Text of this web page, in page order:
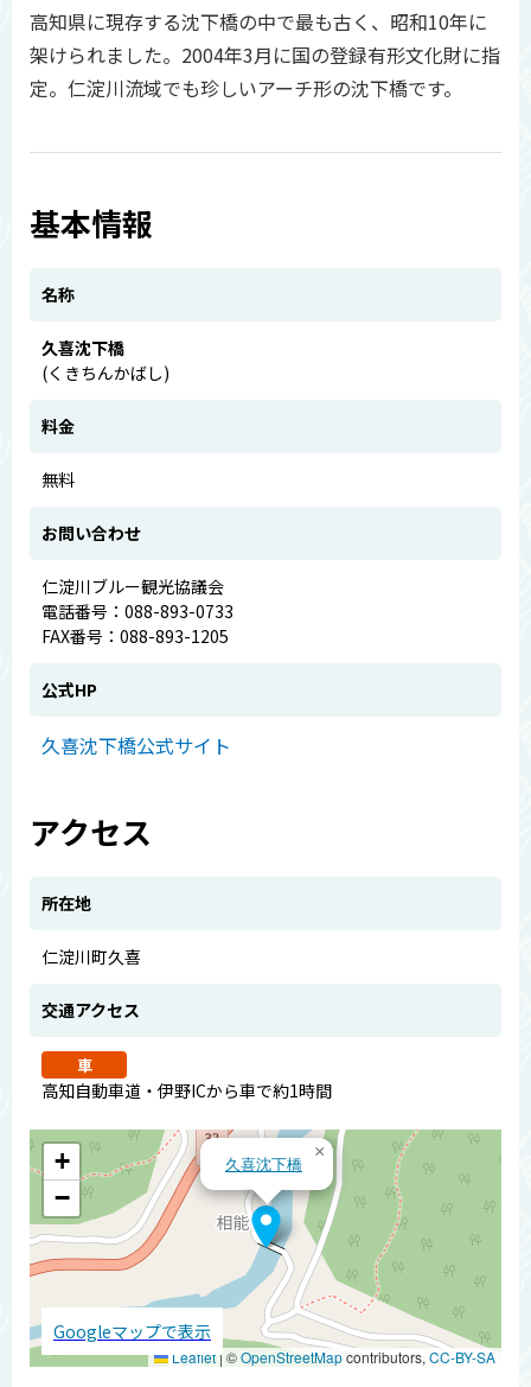
高知県に現存する沈下橋の中で最も古く、昭和10年に
架けられました。2004年3月に国の登録有形文化財に指
定。仁淀川流域でも珍しいアーチ形の沈下橋です。
基本情報
名称
久喜沈下橋
(くきちんかばし)
料金
無料
お問い合わせ
仁淀川ブルー観光協議会
電話番号：088-893-0733
FAX番号：088-893-1205
公式HP
久喜沈下橋公式サイト
アクセス
所在地
仁淀川町久喜
交通アクセス
車
高知自動車道・伊野ICから車で約1時間
久喜沈下橋
×
+
−
Leaflet | ©OpenStreetMapcontributors, CC-BY-SA
Googleマップで表示